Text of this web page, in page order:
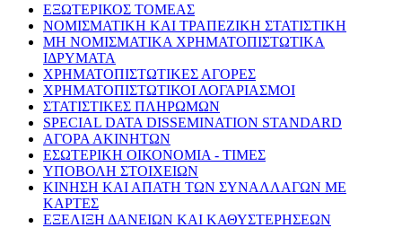
ΕΞΩΤΕΡΙΚΟΣ ΤΟΜΕΑΣ
ΝΟΜΙΣΜΑΤΙΚΗ ΚΑΙ ΤΡΑΠΕΖΙΚΗ ΣΤΑΤΙΣΤΙΚΗ
ΜΗ ΝΟΜΙΣΜΑΤΙΚΑ ΧΡΗΜΑΤΟΠΙΣΤΩΤΙΚΑ
ΙΔΡΥΜΑΤΑ
ΧΡΗΜΑΤΟΠΙΣΤΩΤΙΚΕΣ ΑΓΟΡΕΣ
ΧΡΗΜΑΤΟΠΙΣΤΩΤΙΚΟΙ ΛΟΓΑΡΙΑΣΜΟΙ
ΣΤΑΤΙΣΤΙΚΕΣ ΠΛΗΡΩΜΩΝ
SPECIAL DATA DISSEMINATION STANDARD
ΑΓΟΡΑ ΑΚΙΝΗΤΩΝ
ΕΣΩΤΕΡΙΚΗ ΟΙΚΟΝΟΜΙΑ - ΤΙΜΕΣ
ΥΠΟΒΟΛΗ ΣΤΟΙΧΕΙΩΝ
ΚΙΝΗΣΗ ΚΑΙ ΑΠΑΤΗ ΤΩΝ ΣΥΝΑΛΛΑΓΩΝ ΜΕ
ΚΑΡΤΕΣ
ΕΞΕΛΙΞΗ ΔΑΝΕΙΩΝ ΚΑΙ ΚΑΘΥΣΤΕΡΗΣΕΩΝ